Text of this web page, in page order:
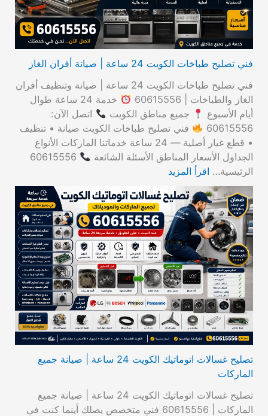
فني تصليح طباخات الكويت 24 ساعة | صيانة أفران الغاز
فني تصليح طباخات الكويت 24 ساعة | صيانة وتنظيف أفران
الغاز والطباخات | 60615556
خدمة 24 ساعة طوال
أيام الأسبوع
جميع مناطق الكويت
اتصل الآن:
60615556
فني تصليح طباخات الكويت صيانة • تنظيف
• قطع غيار أصلية — 24 ساعة خدماتنا الماركات الأنواع
الجداول الأسعار المناطق الأسئلة الشائعة
60615556
الرئيسية… اقرأ المزيد
تصليح غسالات اتوماتيك الكويت 24 ساعة | صيانة جميع
الماركات
تصليح غسالات اتوماتيك الكويت 24 ساعة | صيانة جميع
الماركات | 60615556 فني متخصص يصلك أينما كنت في